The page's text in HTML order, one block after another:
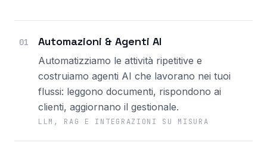
01 Automazioni & Agenti AI
Automatizziamo le attività ripetitive e
costruiamo agenti AI che lavorano nei tuoi
flussi: leggono documenti, rispondono ai
clienti, aggiornano il gestionale.
LLM, RAG E INTEGRAZIONI SU MISURA